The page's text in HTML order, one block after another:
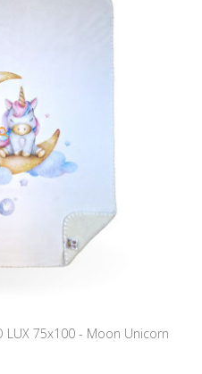
LUX 75x100 - Moon Unicorn